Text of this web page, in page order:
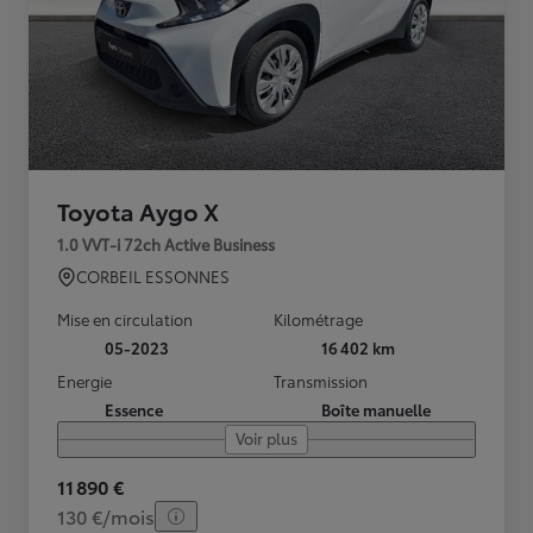
Toyota Aygo X
1.0 VVT-i 72ch Active Business
CORBEIL ESSONNES
Mise en circulation
05-2023
Kilométrage
16 402 km
Energie
Essence
Transmission
Boîte manuelle
Voir plus
11 890 €
130 €/mois